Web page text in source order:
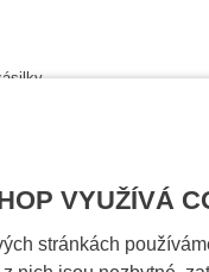
VYUŽÍVÁ
stránkách